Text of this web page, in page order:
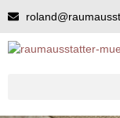
Inhalt
springen